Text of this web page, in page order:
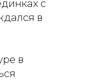
с
в
в